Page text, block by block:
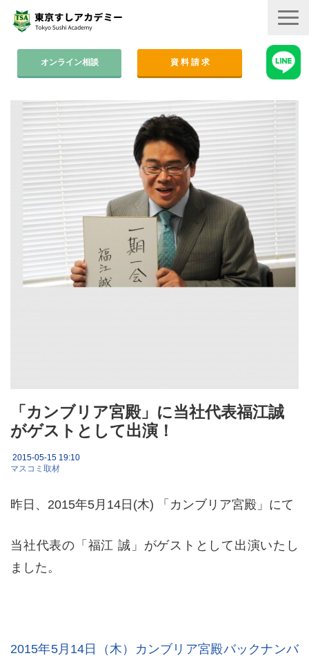
オンライン相談 資 料 請 求
コース案内
集中コース│2ヶ月
平日コース│木金
週末コース│週1回・1年間
寿司職人養成コース│6ヶ月
学費
すしアカ卒業生の活躍
「カンブリア宮殿」に当社代表福江誠
がゲストとして出演！
2015-05-15 19:10
マスコミ取材
昨日、2015年5月14日(木) 「カンブリア宮殿」にて
当社代表の「福江 誠」がゲストとして出演いたし
ました。
2015年5月14日（木）カンブリア宮殿バックナンバ